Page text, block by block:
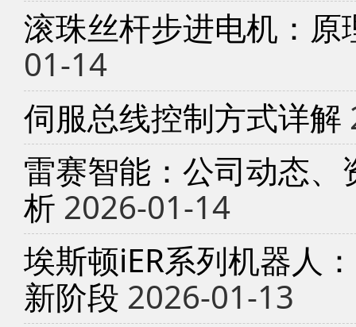
滚珠丝杆步进电机：
01-14
伺服总线控制方式详解
雷赛智能：公司动态
析 2026-01-14
埃斯顿iER系列机器人
新阶段 2026-01-13